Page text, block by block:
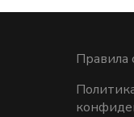
Правила